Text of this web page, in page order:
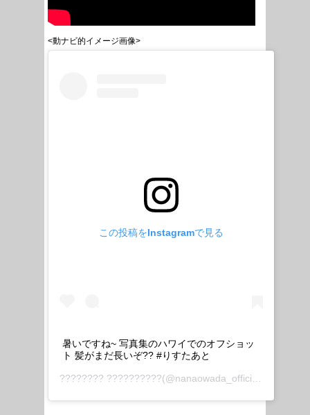
<動ナビ的イメージ画像>
この投稿をInstagramで見る
暑いですね~ 写真集のハワイでのオフショッ
ト 髪がまだ長いぞ?? #りすたあと
???????? ??????????(@nanaowada_official)がシェアした投稿 –